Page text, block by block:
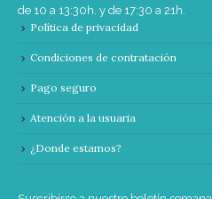
de 10 a 13:30h. y de 17:30 a 21h.
Política de privacidad
Condiciones de contratación
Pago seguro
Atención a la usuaria
¿Donde estamos?